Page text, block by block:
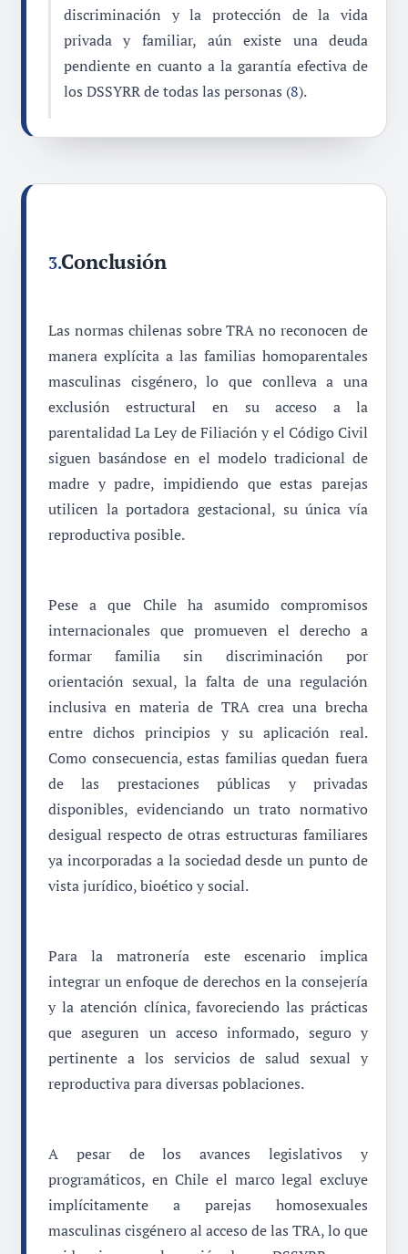
discriminación y la protección de la vida
privada y familiar, aún existe una deuda
pendiente en cuanto a la garantía efectiva de
los DSSYRR de todas las personas (8).
3.Conclusión
Las normas chilenas sobre TRA no reconocen de
manera explícita a las familias homoparentales
masculinas cisgénero, lo que conlleva a una
exclusión estructural en su acceso a la
parentalidad La Ley de Filiación y el Código Civil
siguen basándose en el modelo tradicional de
madre y padre, impidiendo que estas parejas
utilicen la portadora gestacional, su única vía
reproductiva posible.
Pese a que Chile ha asumido compromisos
internacionales que promueven el derecho a
formar familia sin discriminación por
orientación sexual, la falta de una regulación
inclusiva en materia de TRA crea una brecha
entre dichos principios y su aplicación real.
Como consecuencia, estas familias quedan fuera
de las prestaciones públicas y privadas
disponibles, evidenciando un trato normativo
desigual respecto de otras estructuras familiares
ya incorporadas a la sociedad desde un punto de
vista jurídico, bioético y social.
Para la matronería este escenario implica
integrar un enfoque de derechos en la consejería
y la atención clínica, favoreciendo las prácticas
que aseguren un acceso informado, seguro y
pertinente a los servicios de salud sexual y
reproductiva para diversas poblaciones.
A pesar de los avances legislativos y
programáticos, en Chile el marco legal excluye
implícitamente a parejas homosexuales
masculinas cisgénero al acceso de las TRA, lo que